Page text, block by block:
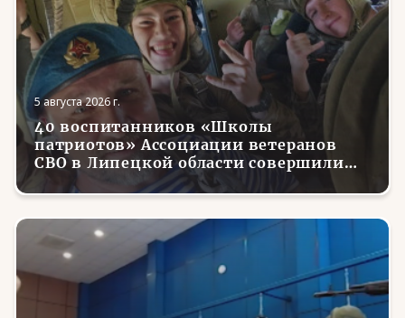
5 августа 2026 г.
40 воспитанников «Школы
патриотов» Ассоциации ветеранов
СВО в Липецкой области совершили
первые парашютные прыжки